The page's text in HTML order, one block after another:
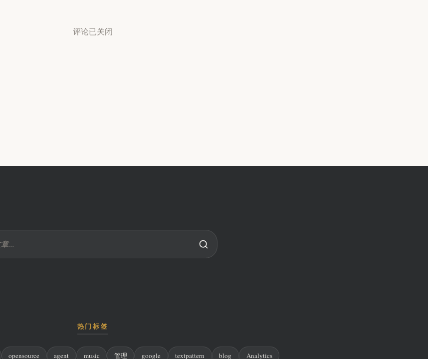
评论已关闭
热门标签
opensource agent music 管理 google textpattern blog Analytics